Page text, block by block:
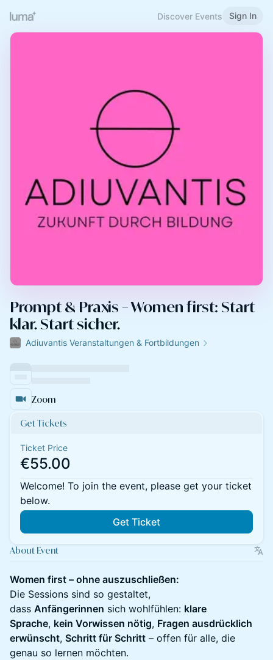
Discover Events Sign In
Prompt & Praxis – Women first: Start
klar. Start sicher.
Adiuvantis Veranstaltungen & Fortbildungen
Zoom
Get Tickets
Ticket Price
€55.00
Welcome! To join the event, please get your ticket
below.
Get Ticket
About Event
Women first – ohne auszuschließen:
Die Sessions sind so gestaltet,
dass Anfängerinnen sich wohlfühlen: klare
Sprache, kein Vorwissen nötig, Fragen ausdrücklich
erwünscht, Schritt für Schritt – offen für alle, die
genau so lernen möchten.